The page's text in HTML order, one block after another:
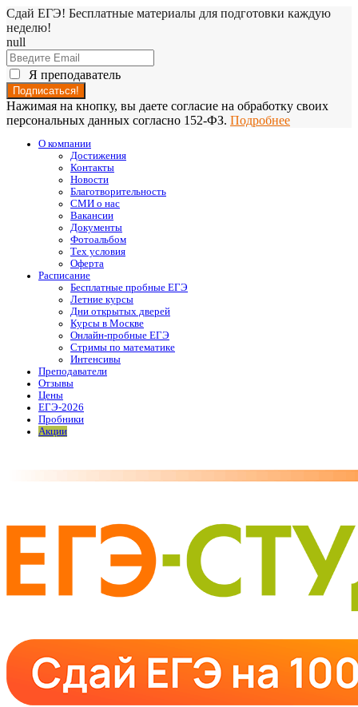
Сдай ЕГЭ! Бесплатные материалы для подготовки каждую
неделю!
null
Я преподаватель
Нажимая на кнопку, вы даете согласие на обработку своих
персональных данных согласно 152-ФЗ. Подробнее
О компании
Достижения
Контакты
Новости
Благотворительность
СМИ о нас
Вакансии
Документы
Фотоальбом
Тех условия
Оферта
Расписание
Бесплатные пробные ЕГЭ
Летние курсы
Дни открытых дверей
Курсы в Москве
Онлайн-пробные ЕГЭ
Стримы по математике
Интенсивы
Преподаватели
Отзывы
Цены
ЕГЭ-2026
Пробники
Акции